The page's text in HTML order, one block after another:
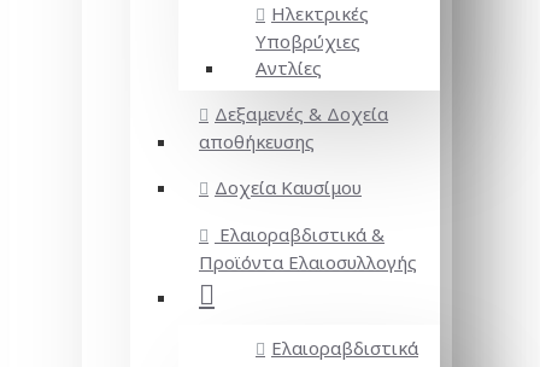
Ηλεκτρικές
Υποβρύχιες
Αντλίες
Δεξαμενές & Δοχεία
αποθήκευσης
Δοχεία Καυσίμου
Ελαιοραβδιστικά &
Προϊόντα Ελαιοσυλλογής
Ελαιοραβδιστικά